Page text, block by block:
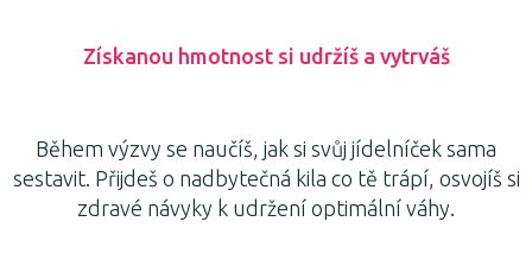
Získanou hmotnost si udržíš a vytrváš
Během výzvy se naučíš, jak si svůj jídelníček sama
sestavit. Přijdeš o nadbytečná kila co tě trápí, osvojíš si
zdravé návyky k udržení optimální váhy.